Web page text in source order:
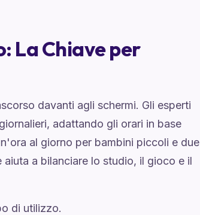
La Chiave per
davanti agli schermi. Gli esperti
adattando gli orari in base
al giorno per bambini piccoli e due
aiuta a bilanciare lo studio, il gioco e il
di utilizzo.